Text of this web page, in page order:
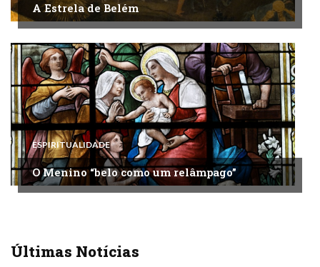
A Estrela de Belém
ESPIRITUALIDADE
O Menino “belo como um relâmpago”
Últimas Notícias